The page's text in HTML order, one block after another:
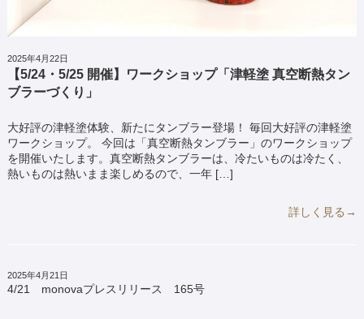
2025年4月22日
【5/24・5/25 開催】ワークショップ「津軽塗 真空断熱タン
ブラーづくり」
大好評の津軽塗体験、新たにタンブラー登場！ 毎回大好評の津軽塗
ワークショップ。 今回は「真空断熱タンブラー」のワークショップ
を開催いたします。真空断熱タンブラーは、冷たいものは冷たく、
熱いものは熱いまま楽しめるので、一年 […]
詳しく見る→
2025年4月21日
4/21 monovaプレスリリース 165号